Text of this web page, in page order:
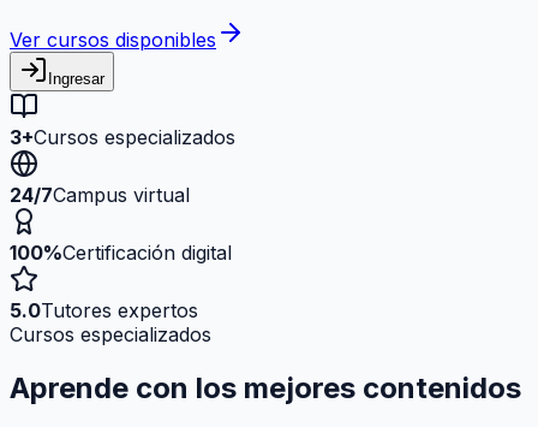
Ver cursos disponibles
Ingresar
3+Cursos especializados
24/7Campus virtual
100%Certificación digital
5.0Tutores expertos
Cursos especializados
Aprende con los mejores contenidos